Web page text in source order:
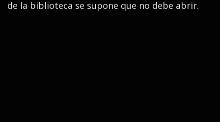
de la biblioteca se supone que no debe abrir.